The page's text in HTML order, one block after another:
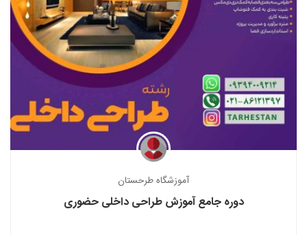
آموزشگاه طرحستان
دوره جامع آموزش طراحی داخلی حضوری